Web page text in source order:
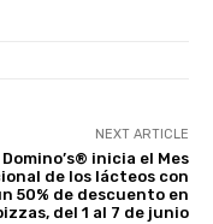
NEXT ARTICLE
Domino’s® inicia el Mes
de los lácteos con
50% de descuento en
del 1 al 7 de junio